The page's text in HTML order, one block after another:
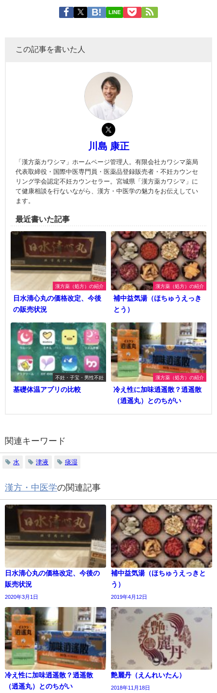
LINE
この記事を書いた人
川島 康正
「漢方薬カワシマ」ホームページ管理人。有限会社カワシマ薬局
代表取締役・国際中医専門員・医薬品登録販売者・不妊カウンセ
リング学会認定不妊カウンセラー。宮城県「漢方薬カワシマ」に
て健康相談を行ないながら、漢方・中医学の魅力をお伝えしてい
ます。
最近書いた記事
漢方薬（処方）の紹介
日水清心丸の価格改定、今後
の販売状況
漢方薬（処方）の紹介
補中益気湯（ほちゅうえっき
とう）
不妊・子宝・男性不妊
基礎体温アプリの比較
漢方薬（処方）の紹介
冷え性に加味逍遥散？逍遥散
（逍遥丸）とのちがい
関連キーワード
水 津液 痰湿
漢方・中医学の関連記事
日水清心丸の価格改定、今後の
販売状況
2020年3月1日
補中益気湯（ほちゅうえっきと
う）
2019年4月12日
冷え性に加味逍遥散？逍遥散
（逍遥丸）とのちがい
艶麗丹（えんれいたん）
2018年11月18日